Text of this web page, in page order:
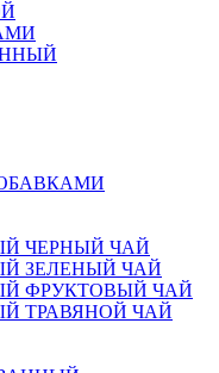
ЧЕРНЫЙ ЧАЙ
ЗЕЛЕНЫЙ ЧАЙ
ФРУКТОВЫЙ ЧАЙ
ТРАВЯНОЙ ЧАЙ